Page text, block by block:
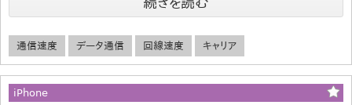
通信速度 データ通信 回線速度 キャリア
iPhone